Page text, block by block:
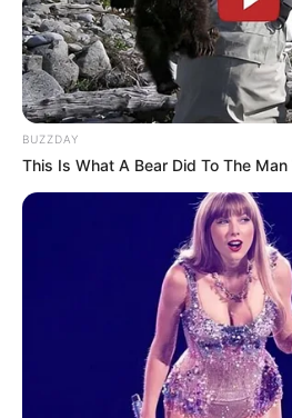
BUZZDAY
This Is What A Bear Did To The